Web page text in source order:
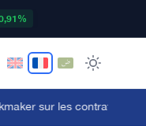
sur les contrats